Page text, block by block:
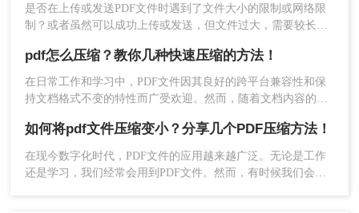
4、点击开始压缩，等待压缩结果。
是否在上传或发送PDF文件时遇到了文件大小的限制或网络限
制？或者虽然可以成功上传或发送，但文件过大，需要较长的
小。在本文中，我们将提供完整的指南和技巧，使您能够快速
压缩PDF文件大小。
pdf怎么压缩？教你几种快速压缩的方法！
在日常工作和学习中，PDF文件因其良好的跨平台兼容性和保
持文档格式不变的特性而广受欢迎。然而，随着文档内容的丰
大小往往会显著增加。这不仅占用了宝贵的存储空间，还可能
影响文件的传输速度和共享效率。因此，学会pdf怎么压缩变得
尤为重要。本文将为您详细介绍几种常见的PDF压缩方法，帮
助您轻松解决文件过大的问题。
如何将pdf文件压缩变小？分享几个PDF压缩方法！
在现今数字化时代，PDF文件的应用越来越广泛。无论是工作
还是学习，我们经常会用到PDF文件。然而，有时候我们会发